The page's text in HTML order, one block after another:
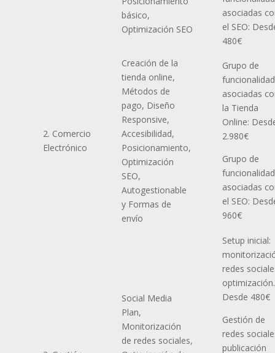
básico,
Optimización SEO
asociadas
el SEO:
480€
2. Comercio
Electrónico
Creación de la
tienda online,
Métodos de
pago, Diseño
Responsive,
Accesibilidad,
Posicionamiento,
Optimización
SEO,
Autogestionable
y Formas de
envío
Grupo de
asociadas
la Tienda
Online:
2.980€
Grupo de
asociadas
el SEO:
960€
Social Media
Plan,
Monitorización
de redes sociales,
Setup inicial:
redes
optimización.
Desde 480€
Gestión de
redes
publicación